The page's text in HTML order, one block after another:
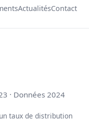
ActualitésContact
· Données 2024
taux de distribution